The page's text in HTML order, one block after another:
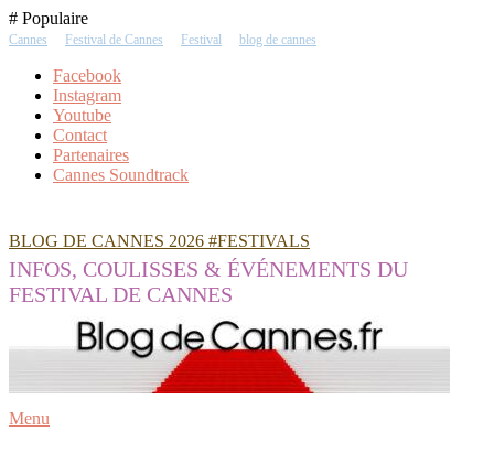
Skip
To
# Populaire
Cannes Festival de Cannes Festival blog de cannes
Facebook
Instagram
Youtube
Contact
Partenaires
Cannes Soundtrack
BLOG DE CANNES 2026 #FESTIVALS
INFOS, COULISSES & ÉVÉNEMENTS DU
FESTIVAL DE CANNES
Menu